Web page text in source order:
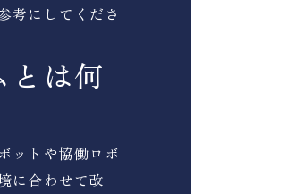
考にしてくださ
とは何
ットや協働ロボ
に合わせて改